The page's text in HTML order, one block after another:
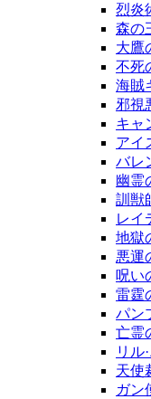
烈炎
森の
大鷹
不死
海賊
邪視
キャ
アイ
バレ
幽霊
訓獣
レイ
地獄
悪運
呪い
雷霆
パン
亡霊
リル
天使
ガン